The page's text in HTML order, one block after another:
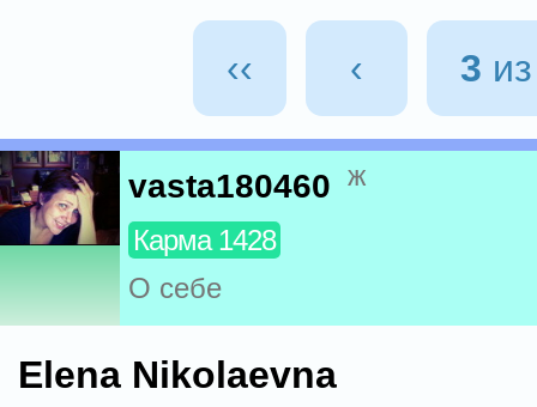
‹‹ ‹ 3
vasta180460 ж
Карма 1428
О себе
Elena Nikolaevna